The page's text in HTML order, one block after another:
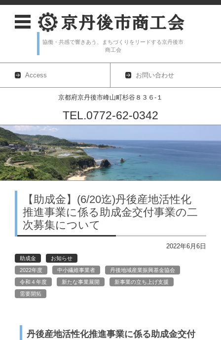
協働・共感で響きあう、まちづくりをリードする京丹後市
商工会
Access お問い合わせ
京都府京丹後市峰山町杉谷８３６-１
TEL.0772-62-0342
コンテンツに移動
【助成金】(6/20迄)丹後産地活性化
推進事業に係る助成金交付事業の二
次募集について
2022年6月6日
助成金
お知らせ
2022年度
中小繊維事業者
丹後地域産業振興基金協会
令和４年度
新たな事業展開
新事業の立ち上げ支援
需要開拓
丹後産地活性化推進事業に係る助成金交付